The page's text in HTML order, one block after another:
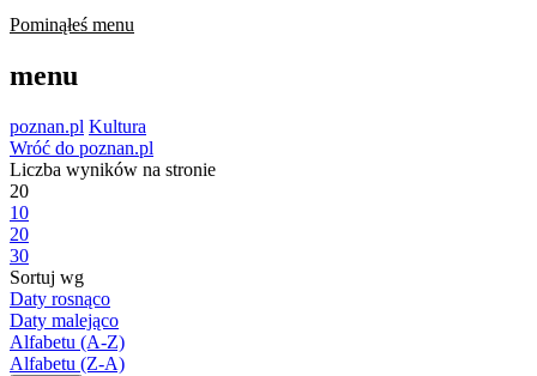
Pominąłeś menu
menu
poznan.pl Kultura
Wróć do poznan.pl
Liczba wyników na stronie
20
10
20
30
Sortuj wg
Daty rosnąco
Daty malejąco
Alfabetu (A-Z)
Alfabetu (Z-A)